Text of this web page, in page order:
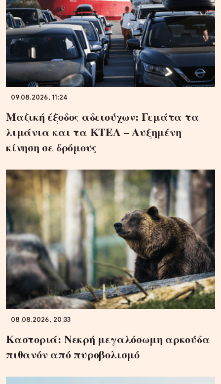
09.08.2026, 11:24
Μαζική έξοδος αδειούχων: Γεμάτα τα
λιμάνια και τα ΚΤΕΛ – Αυξημένη
κίνηση σε δρόμους
08.08.2026, 20:33
Καστοριά: Νεκρή μεγαλόσωμη αρκούδα
πιθανόν από πυροβολισμό